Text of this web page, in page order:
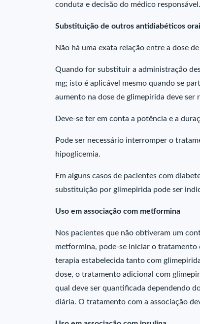
conduta e decisão do médico responsável.
Substituição de outros antidiabéticos
Não há uma exata relação entre a dose
Quando for substituir a administração
mg; isto é aplicável mesmo quando se
aumento na dose de glimepirida deve ser
Deve-se ter em conta a potência e a
Pode ser necessário interromper o
hipoglicemia.
Em alguns casos de pacientes com
substituição por glimepirida pode ser
Uso em associação com metformina
Nos pacientes que não obtiveram um
metformina, pode-se iniciar o tratamento
terapia estabelecida tanto com
dose, o tratamento adicional com
qual deve ser quantificada dependendo
diária. O tratamento com a associação